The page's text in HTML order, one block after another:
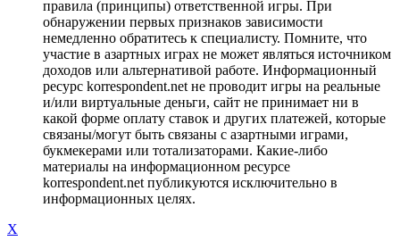
правила (принципы) ответственной игры. При
обнаружении первых признаков зависимости
немедленно обратитесь к специалисту. Помните, что
участие в азартных играх не может являться источником
доходов или альтернативой работе. Информационный
ресурс korrespondent.net не проводит игры на реальные
и/или виртуальные деньги, сайт не принимает ни в
какой форме оплату ставок и других платежей, которые
связаны/могут быть связаны с азартными играми,
букмекерами или тотализаторами. Какие-либо
материалы на информационном ресурсе
korrespondent.net публикуются исключительно в
информационных целях.
X